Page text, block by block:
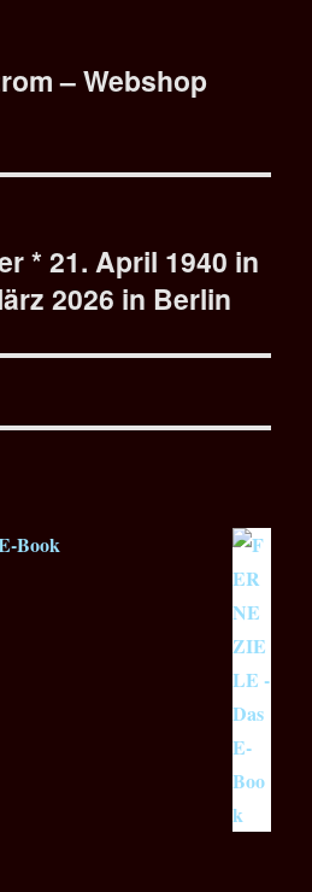
– Webshop
* 21. April 1940 in
2026 in Berlin
Book